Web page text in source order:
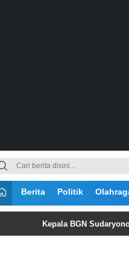
Berita Politik
Kepala BGN Sudaryono: MBG